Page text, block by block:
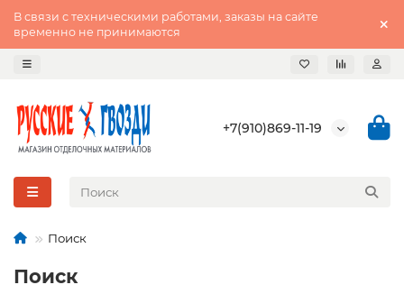
В связи с техническими работами, заказы на сайте
временно не принимаются
+7(910)869-11-19
Поиск
Поиск